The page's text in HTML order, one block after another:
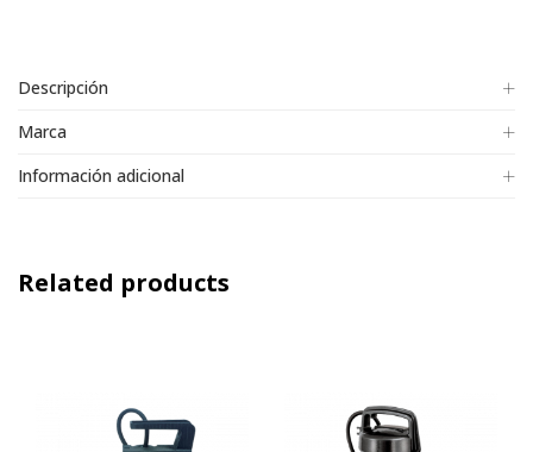
Descripción
Marca
Información adicional
Related products